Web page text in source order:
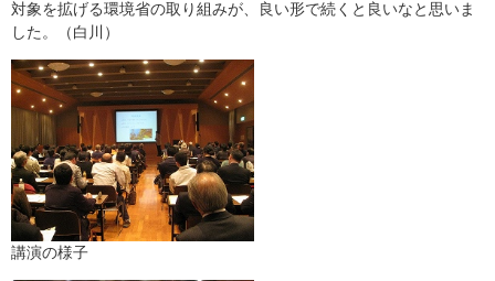
対象を拡げる環境省の取り組みが、良い形で続くと良いなと思いま
した。（白川）
講演の様子